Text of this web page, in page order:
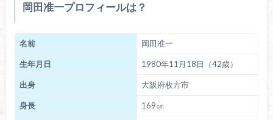
岡田准一プロフィールは？
名前 岡田准一
生年月日 1980年11月18日（42歳）
出身 大阪府枚方市
身長 169㎝